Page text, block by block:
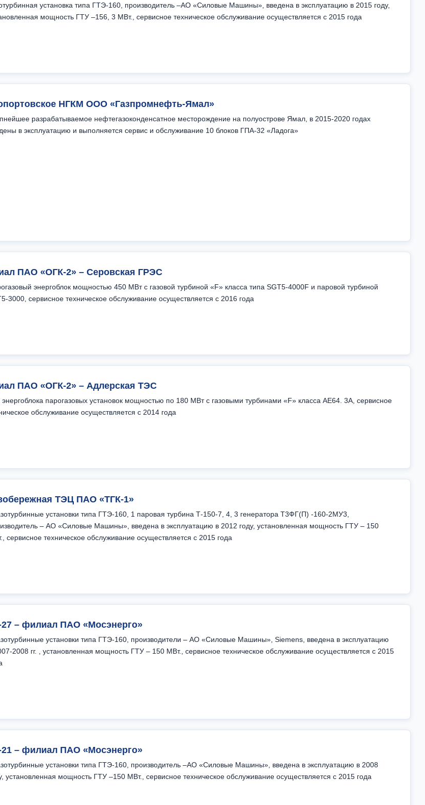
установка типа ГТЭ-160, производитель –АО «Силовые Машины», введена в эксплуатацию в 2015 году,
мощность ГТУ –156, 3 МВт., сервисное техническое обслуживание осуществляется с 2015 года
НГКМ ООО «Газпромнефть-Ямал»
разрабатываемое нефтегазоконденсатное месторождение на полуострове Ямал, в 2015-2020 годах
в эксплуатацию и выполняется сервис и обслуживание 10 блоков ГПА-32 «Ладога»
ПАО «ОГК-2» – Серовская ГРЭС
энергоблок мощностью 450 МВт с газовой турбиной «F» класса типа SGT5-4000F и паровой турбиной
3000, сервисное техническое обслуживание осуществляется с 2016 года
ПАО «ОГК-2» – Адлерская ТЭС
энергоблока парогазовых установок мощностью по 180 МВт с газовыми турбинами «F» класса АЕ64. 3А, сервисное
обслуживание осуществляется с 2014 года
ТЭЦ ПАО «ТГК-1»
установки типа ГТЭ-160, 1 паровая турбина Т-150-7, 4, 3 генератора Т3ФГ(П) -160-2МУ3,
– АО «Силовые Машины», введена в эксплуатацию в 2012 году, установленная мощность ГТУ – 150
сервисное техническое обслуживание осуществляется с 2015 года
– филиал ПАО «Мосэнерго»
установки типа ГТЭ-160, производители – АО «Силовые Машины», Siemens, введена в эксплуатацию
2008 гг. , установленная мощность ГТУ – 150 МВт., сервисное техническое обслуживание осуществляется с 2015
– филиал ПАО «Мосэнерго»
установки типа ГТЭ-160, производитель –АО «Силовые Машины», введена в эксплуатацию в 2008
установленная мощность ГТУ –150 МВт., сервисное техническое обслуживание осуществляется с 2015 года